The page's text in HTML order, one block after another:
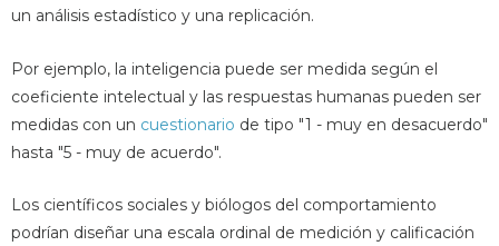
un análisis estadístico y una replicación.
Por ejemplo, la inteligencia puede ser medida según el
coeficiente intelectual y las respuestas humanas pueden ser
medidas con un cuestionario de tipo "1 - muy en desacuerdo"
hasta "5 - muy de acuerdo".
Los científicos sociales y biólogos del comportamiento
podrían diseñar una escala ordinal de medición y calificación